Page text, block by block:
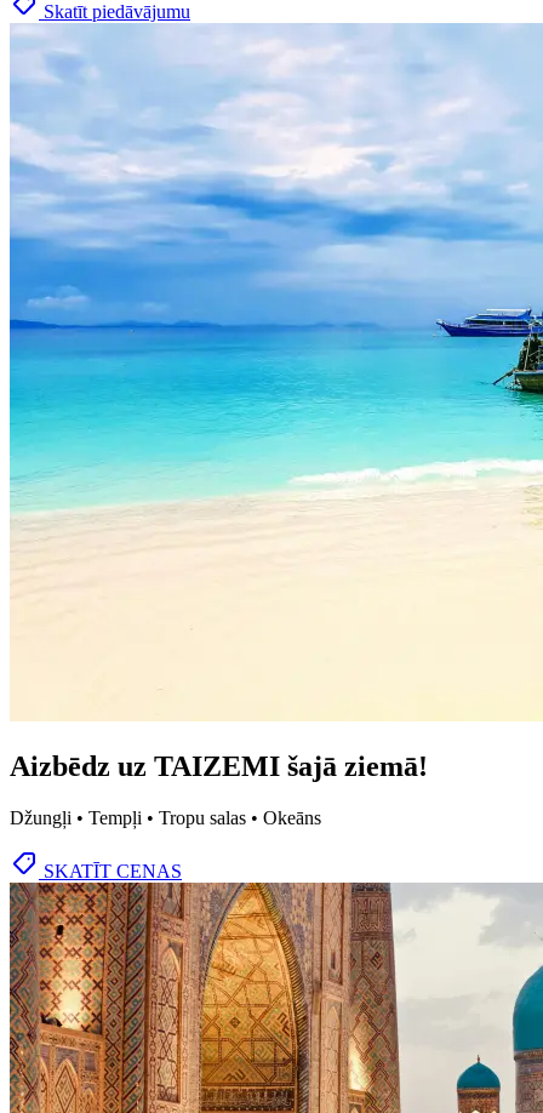
Skatīt piedāvājumu
Aizbēdz uz TAIZEMI šajā ziemā!
Džungļi • Tempļi • Tropu salas • Okeāns
SKATĪT CENAS